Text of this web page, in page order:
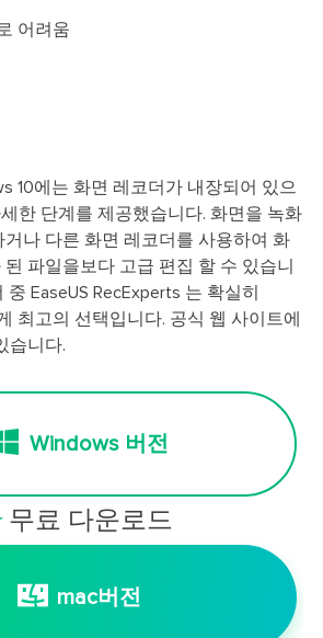
어려움
10에는 화면 레코더가 내장되어 있으
한 단계를 제공했습니다. 화면을 녹화
나 다른 화면 레코더를 사용하여 화
파일을보다 고급 편집 할 수 있습니
EaseUS RecExperts 는 확실히
최고의 선택입니다. 공식 웹 사이트에
습니다.
Windows 버전
무료 다운로드
mac버전